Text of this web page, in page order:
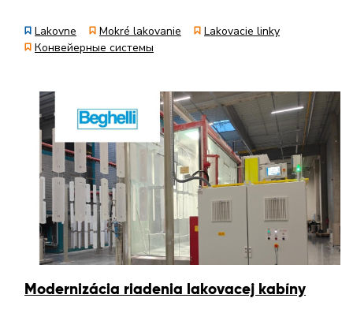
Lakovne Mokré lakovanie
Lakovacie linky
Конвейерные системы
Modernizácia riadenia lakovacej kabíny